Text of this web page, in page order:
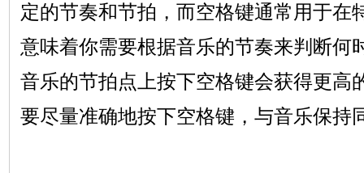
定的节奏和节拍，而空格键通常用于在
意味着你需要根据音乐的节奏来判断何
音乐的节拍点上按下空格键会获得更高
要尽量准确地按下空格键，与音乐保持